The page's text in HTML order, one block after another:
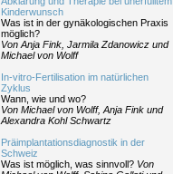
Kinderwunsch
Was ist in der gynäkologischen Praxis
möglich?
Von Anja Fink, Jarmila Zdanowicz und
Michael von Wolff
In-vitro-Fertilisation im natürlichen
Zyklus
Wann, wie und wo?
Von Michael von Wolff, Anja Fink und
Alexandra Kohl Schwartz
Präimplantationsdiagnostik in der
Schweiz
Was ist möglich, was sinnvoll? Von